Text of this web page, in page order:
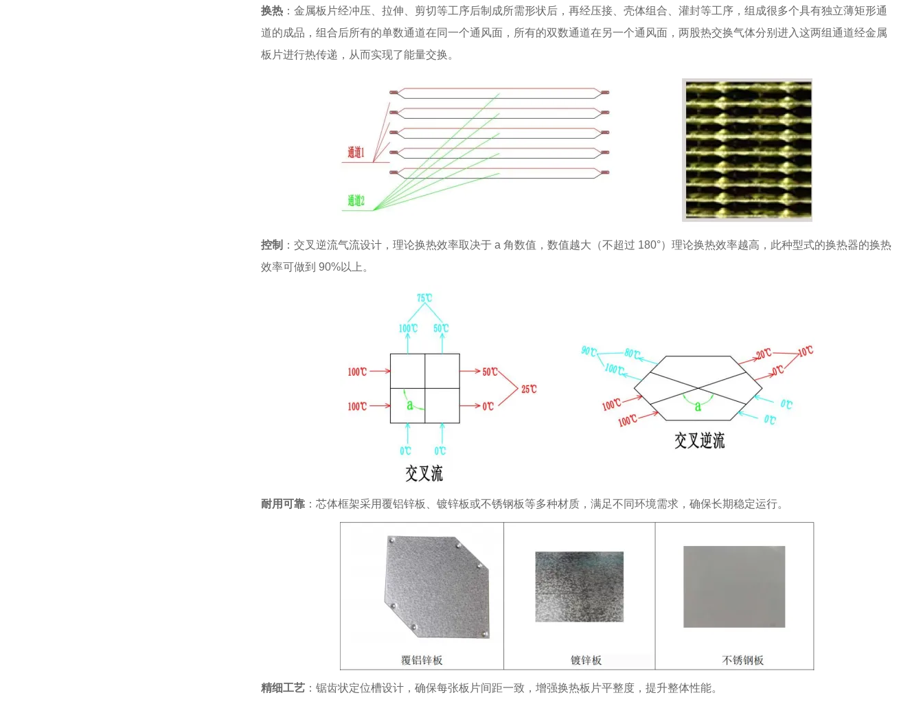
换热 ：金属板片经冲压、拉伸、剪切等工序后制成所需形状后，再经压接、壳体组合、灌封等工序，组成很多个具有独立薄矩形通
道的成品，组合后所有的单数通道在同一个通风面，所有的双数通道在另一个通风面，两股热交换气体分别进入这两组通道经金属
板片进行热传递，从而实现了能量交换。
控制 ：交叉逆流气流设计，理论换热效率取决于 a 角数值，数值越大（不超过 180°）理论换热效率越高，此种型式的换热器的换热
效率可做到 90%以上。
耐用可靠 ：芯体框架采用覆铝锌板、镀锌板或不锈钢板等多种材质，满足不同环境需求，确保长期稳定运行。
精细工艺 ：锯齿状定位槽设计，确保每张板片间距一致，增强换热板片平整度，提升整体性能。